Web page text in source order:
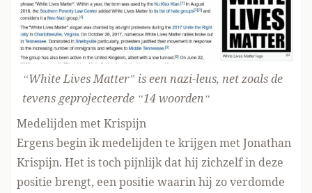
“White Lives Matter” is een nazi-leus, net zoals de
tevens geprojecteerde “14 woorden“
Medelijden met Krispijn
Ergens begin ik medelijden te krijgen met Jonathan
Krispijn. Het is toch pijnlijk dat hij zichzelf in deze
positie brengt, een positie waarin hij zo verdomde